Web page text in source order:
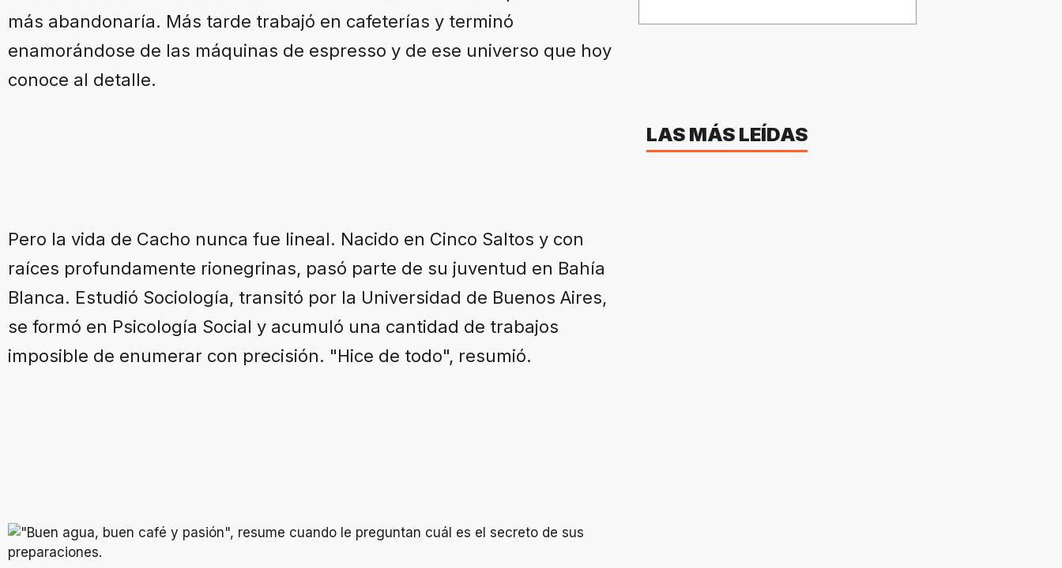
más abandonaría. Más tarde trabajó en cafeterías y terminó
enamorándose de las máquinas de espresso y de ese universo que hoy
conoce al detalle.
Pero la vida de Cacho nunca fue lineal. Nacido en Cinco Saltos y con
raíces profundamente rionegrinas, pasó parte de su juventud en Bahía
Blanca. Estudió Sociología, transitó por la Universidad de Buenos Aires,
se formó en Psicología Social y acumuló una cantidad de trabajos
imposible de enumerar con precisión. "Hice de todo", resumió.
LAS MÁS LEÍDAS